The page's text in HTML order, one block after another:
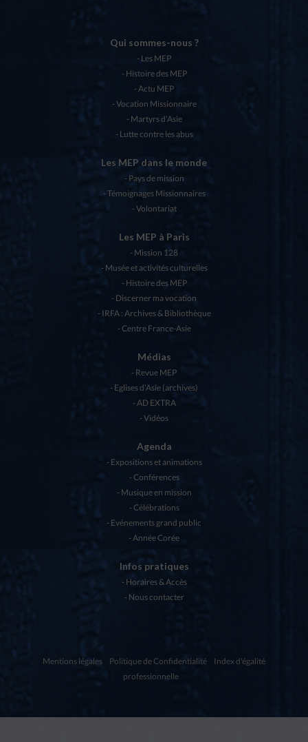
Qui sommes-nous ?
Les MEP
Histoire des MEP
Actu MEP
Vocation Missionnaire
Martyrs d’Asie
Lutte contre les abus
Les MEP dans le monde
Pays de mission
Témoignages Missionnaires
Volontariat
Les MEP à Paris
Mission 128
Musée et activités culturelles
Histoire des MEP
Discerner ma vocation
IRFA : Archives & Bibliothèque
Centre France-Asie
Médias
Revue MEP
Eglises d’Asie (archives)
AD EXTRA
Vidéos
Agenda
Expositions et animations
Conférences
Musique en mission
Célébrations
Evénements grand public
Année Corée
Infos pratiques
Horaires & Accès
Nous contacter
Mentions légales Politique de Confidentialité
Index d'égalité
professionnelle